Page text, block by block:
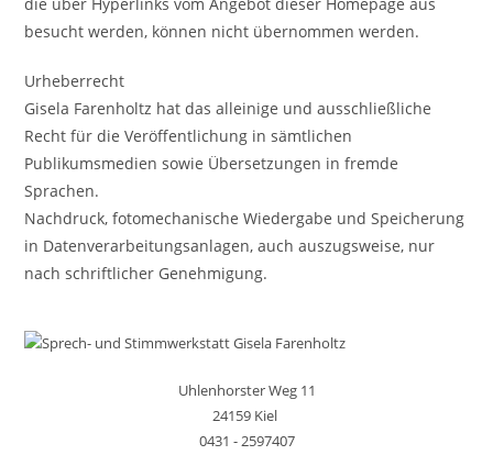
besucht werden, können nicht übernommen werden.
Urheberrecht
Gisela Farenholtz hat das alleinige und ausschließliche
Recht für die Veröffentlichung in sämtlichen
Publikumsmedien sowie Übersetzungen in fremde
Sprachen.
Nachdruck, fotomechanische Wiedergabe und Speicherung
in Datenverarbeitungsanlagen, auch auszugsweise, nur
nach schriftlicher Genehmigung.
Uhlenhorster Weg 11
24159 Kiel
0431 - 2597407